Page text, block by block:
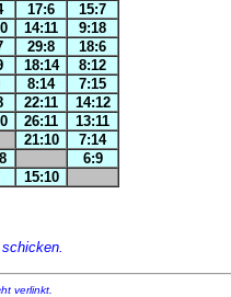
17:6
15:7
14:11
9:18
29:8
18:6
18:14
8:12
8:14
7:15
22:11
14:12
26:11
13:11
21:10
7:14
6:9
15:10
schicken.
verlinkt.